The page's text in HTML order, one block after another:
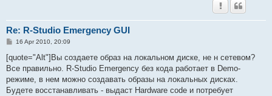
Re: R-Studio Emergency GUI
P
s
16 Apr 2010, 20:09
[quote="Alt"]Вы создаете образ на локальном диске, не н сетевом?
Все правильно. R-Studio Emergency без кода работает в Demo-
режиме, в нем можно создавать образы на локальных дисках.
Будете восстанавливать - выдаст Hardware code и потребует